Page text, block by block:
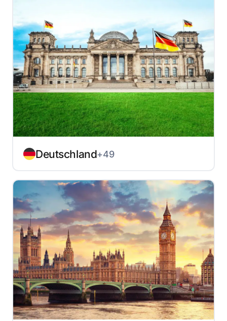
Deutschland+49